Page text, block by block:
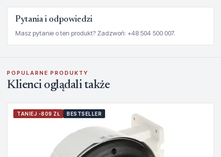
Pytania i odpowiedzi
Masz pytanie o ten produkt? Zadzwoń: +48 504 500 007.
POPULARNE PRODUKTY
Klienci oglądali także
TANIEJ -809 ZŁ BESTSELLER